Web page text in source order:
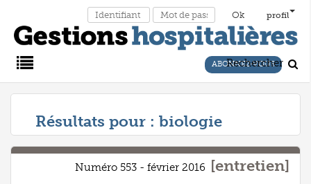
profil
Main
Menu
ABONNEZ-VOUS
Rechercher
Résultats pour : biologie
Numéro 553 - février 2016 [entretien]